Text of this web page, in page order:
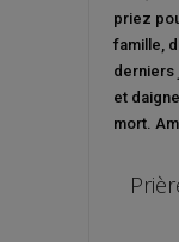
priez
famille,
derniers
et
mort.